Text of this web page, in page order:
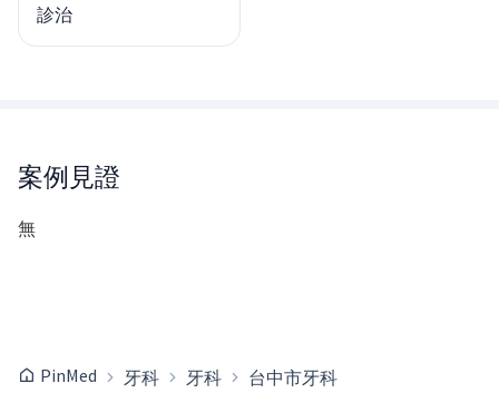
診治
案例見證
無
PinMed 牙科 牙科
台中市牙科